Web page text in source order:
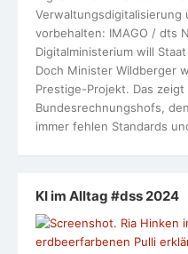
Verwaltungsdigitalisierung
vorbehalten: IMAGO / dts
Digitalministerium will
Doch Minister Wildberger
Prestige-Projekt. Das
Bundesrechnungshofs,
immer fehlen Standards
KI im Alltag #dss 2024